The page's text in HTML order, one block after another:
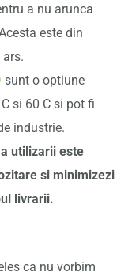
a nu arunca
este din
sunt o optiune
si 60 C si pot fi
industrie.
utilizarii este
si minimizezi
livrarii.
ca nu vorbim